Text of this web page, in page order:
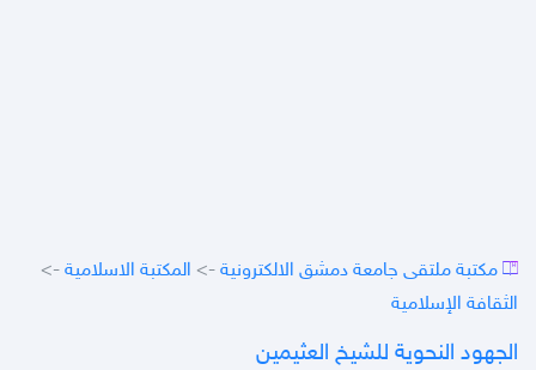
مكتبة ملتقى جامعة دمشق الالكترونية -> المكتبة الاسلامية ->
الثقافة الإسلامية
الجهود النحوية للشيخ العثيمين